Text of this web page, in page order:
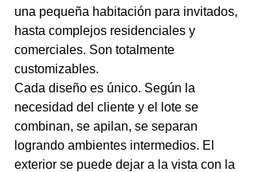
una pequeña habitación para invitados,
hasta complejos residenciales y
comerciales. Son totalmente
customizables.
Cada diseño es único. Según la
necesidad del cliente y el lote se
combinan, se apilan, se separan
logrando ambientes intermedios. El
exterior se puede dejar a la vista con la